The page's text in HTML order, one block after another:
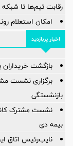
رقابت تیم‌ها تا
امکان استعلام
اخبار پربازدید
بازگشت خریداران
برگزاری نشست
بازنشستگی
نشست مشترک
بیمه دی
نایب‌رئیس اتاق